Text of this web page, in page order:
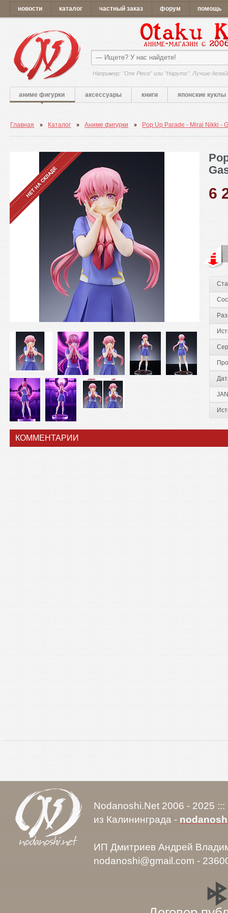
новости каталог частный заказ форум помощь
Например: "One Piece" или "Наруто". Лучше
аниме фигурки аксессуары книги японские куклы
Главная Каталог Аниме фигурки Pop Up Parade - Mirai Nikki -
6
КОММЕНТАРИИ
Nodanoshi.Net 2006 - 2025
из Калининграда -
ИП Дмитриев Андрей
nodanoshi@gmail.com -